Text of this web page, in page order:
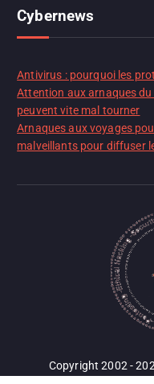
Cybernews
Antivirus : pourquoi les
Attention aux arnaques
peuvent vite mal tourner
Arnaques aux voyages
malveillants pour diffuser
Copyright 2002 -